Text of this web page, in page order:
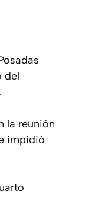
del
la reunión
impidió